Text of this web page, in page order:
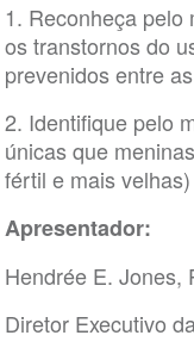
1. Reconheça pelo
os transtornos do
prevenidos entre
2. Identifique pelo
únicas que
fértil e mais
Apresentador:
Hendrée E. Jones,
Diretor Executivo